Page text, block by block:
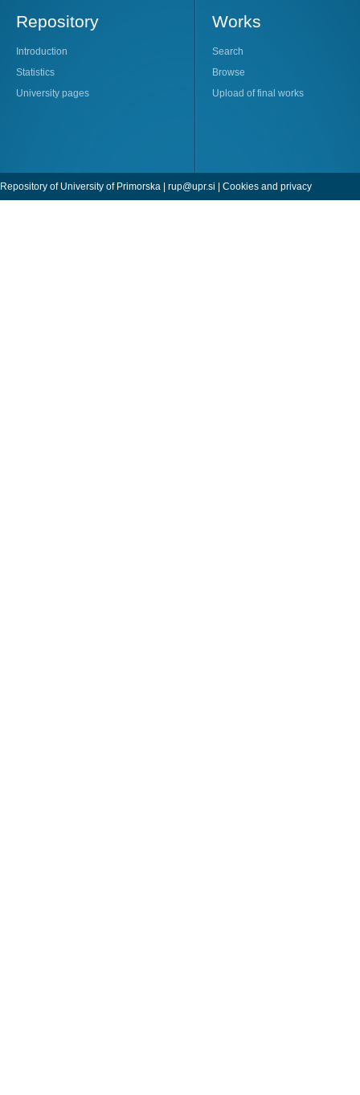
Repository
Introduction
Statistics
University pages
Works
Search
Browse
Upload of final works
Repository of University of Primorska | rup@upr.si | Cookies and privacy